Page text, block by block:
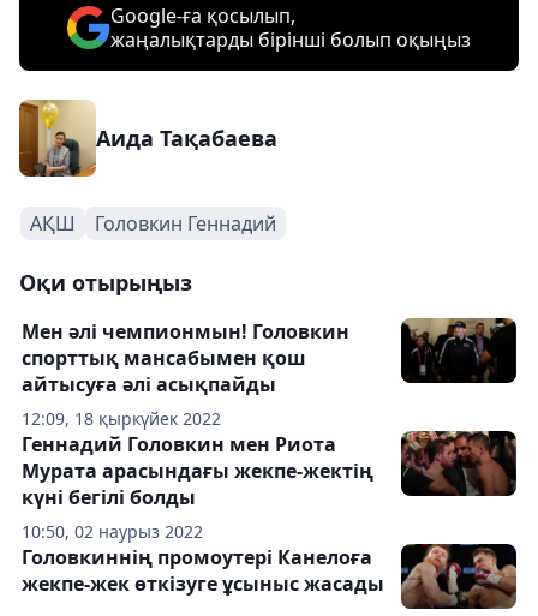
Google-ға қосылып,
жаңалықтарды бірінші болып оқыңыз
Аида Тақабаева
АҚШ Головкин Геннадий
Оқи отырыңыз
12:09, 18 қыркүйек 2022
Мен әлі чемпионмын! Головкин
спорттық мансабымен қош
айтысуға әлі асықпайды
10:50, 02 наурыз 2022
Геннадий Головкин мен Риота
Мурата арасындағы жекпе-жектің
күні бегілі болды
Головкиннің промоутері Канелоға
жекпе-жек өткізуге ұсыныс жасады